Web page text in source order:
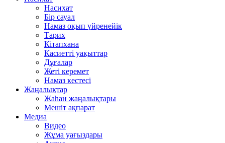
Насихат
Бір сауал
Намаз оқып үйренейік
Тарих
Кітапхана
Касиетті уақыттар
Дұғалар
Жеті керемет
Намаз кестесі
Жаңалықтар
Жаһан жаңалықтары
Мешіт ақпарат
Медиа
Видео
Жұма уағыздары